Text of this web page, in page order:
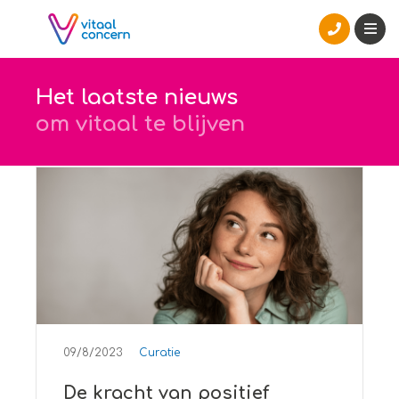
Het laatste nieuws
om vitaal te blijven
09/8/2023 Curatie
De kracht van positief